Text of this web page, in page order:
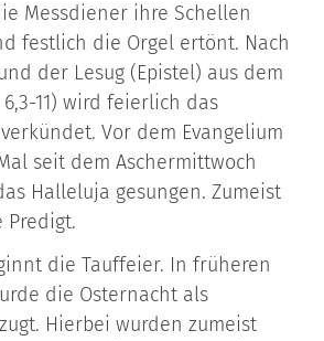
Messdiener ihre Schellen
festlich die Orgel ertönt. Nach
der Lesug (Epistel) aus dem
11) wird feierlich das
Vor dem Evangelium
seit dem Aschermittwoch
Halleluja gesungen. Zumeist
die Tauffeier. In früheren
die Osternacht als
Hierbei wurden zumeist